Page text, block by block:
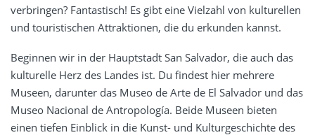
verbringen? Fantastisch! Es gibt eine Vielzahl von kulturellen
und touristischen Attraktionen, die du erkunden kannst.
Beginnen wir in der Hauptstadt San Salvador, die auch das
kulturelle Herz des Landes ist. Du findest hier mehrere
Museen, darunter das Museo de Arte de El Salvador und das
Museo Nacional de Antropología. Beide Museen bieten
einen tiefen Einblick in die Kunst- und Kulturgeschichte des